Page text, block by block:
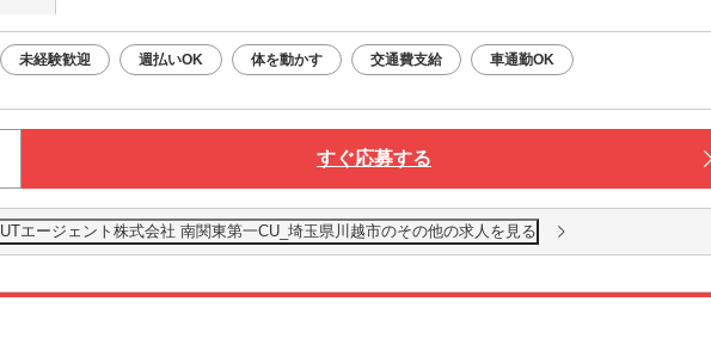
未経験歓迎 週払いOK 体を動かす 交通費支給 車通勤OK
すぐ応募する
UTエージェント株式会社 南関東第一CU_埼玉県川越市のその他の求人を見る